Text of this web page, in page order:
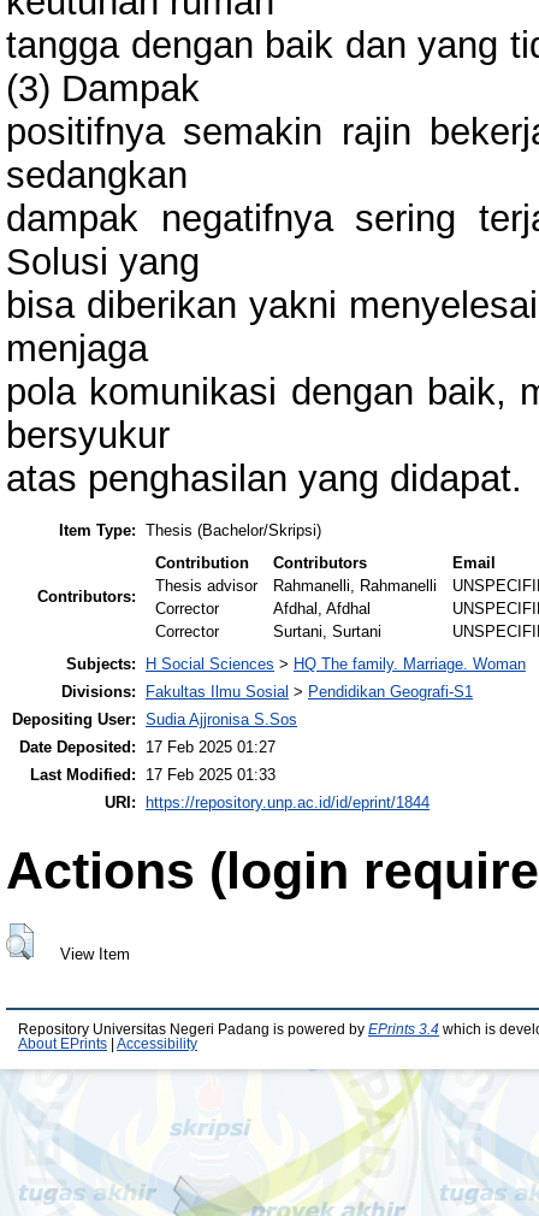
tangga dengan baik dan yang
(3) Dampak
positifnya semakin rajin
sedangkan
dampak negatifnya sering
Solusi yang
bisa diberikan yakni
menjaga
pola komunikasi dengan baik,
bersyukur
atas penghasilan yang didapat.
Item Type: Thesis (Bachelor/Skripsi)
Contributors:
Contribution Contributors
Email
Thesis advisor
Rahmanelli, Rahmanelli
Corrector
Afdhal, Afdhal
Corrector
Surtani, Surtani
Subjects:
H Social Sciences > HQ The family. Marriage. Woman
Divisions:
Fakultas Ilmu Sosial > Pendidikan Geografi-S1
Depositing User: Sudia Ajjronisa S.Sos
Date Deposited:
17 Feb 2025 01:27
Last Modified:
17 Feb 2025 01:33
URI:
https://repository.unp.ac.id/id/eprint/1844
Actions (login
View Item
Repository Universitas Negeri Padang is powered by EPrints 3.4 which is
About EPrints
Accessibility